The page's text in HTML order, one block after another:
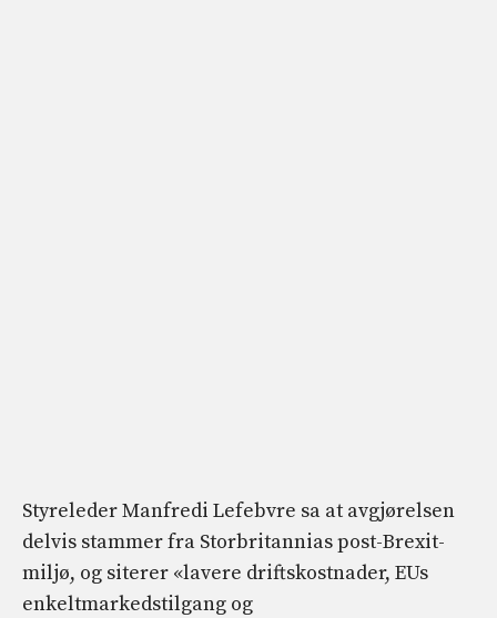
Styreleder Manfredi Lefebvre sa at avgjørelsen
delvis stammer fra Storbritannias post-Brexit-
miljø, og siterer «lavere driftskostnader, EUs
enkeltmarkedstilgang og